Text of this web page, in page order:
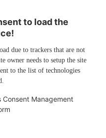
to load the
due to trackers that are not
owner needs to setup the site
to the list of technologies
Consent Management